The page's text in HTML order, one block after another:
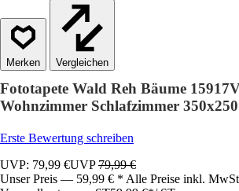
Vergleichen
Fototapete Wald Reh Bäume
Wohnzimmer Schlafzimmer
Erste Bewertung schreiben
UVP: 79,99 €UVP79,99 €
Unser Preis — 59,99 € * Alle Preise inkl.